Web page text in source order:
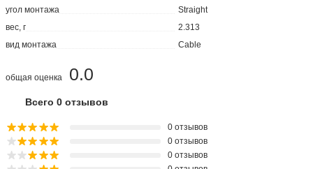
угол монтажа
Straight
вес, г
2.313
вид монтажа
Cable
0.0
общая оценка
Всего 0 отзывов
0 отзывов
0 отзывов
0 отзывов